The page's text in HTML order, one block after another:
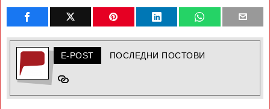
E-POST ПОСЛЕДНИ ПОСТОВИ